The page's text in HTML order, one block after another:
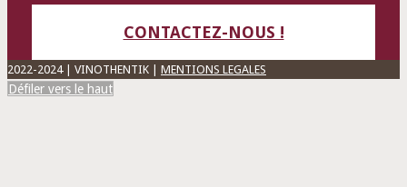
CONTACTEZ-NOUS !
2022-2024 | VINOTHENTIK | MENTIONS LEGALES
Défiler vers le haut